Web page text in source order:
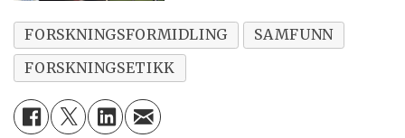
FORSKNINGSFORMIDLING
SAMFUNN
FORSKNINGSETIKK